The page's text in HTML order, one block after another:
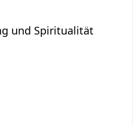
und Spiritualität